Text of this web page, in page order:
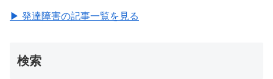
▶ 発達障害の記事一覧を見る
検索